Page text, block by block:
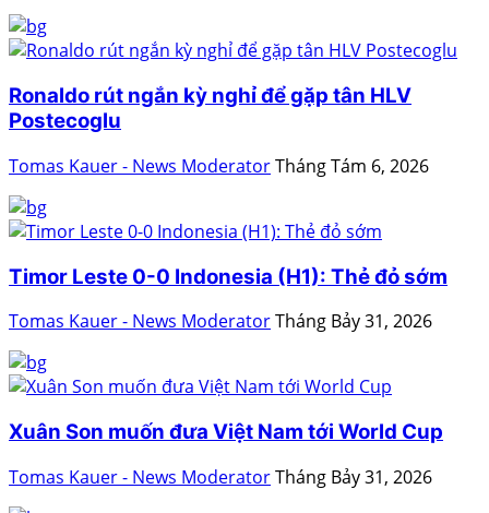
Ronaldo rút ngắn kỳ nghỉ để gặp tân HLV
Postecoglu
Tomas Kauer - News ModeratorTháng Tám 6, 2026
Timor Leste 0-0 Indonesia (H1): Thẻ đỏ sớm
Tomas Kauer - News ModeratorTháng Bảy 31, 2026
Xuân Son muốn đưa Việt Nam tới World Cup
Tomas Kauer - News ModeratorTháng Bảy 31, 2026